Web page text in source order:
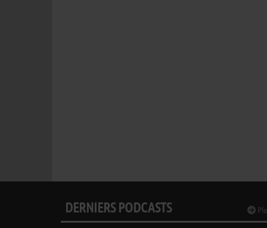
DERNIERS PODCASTS